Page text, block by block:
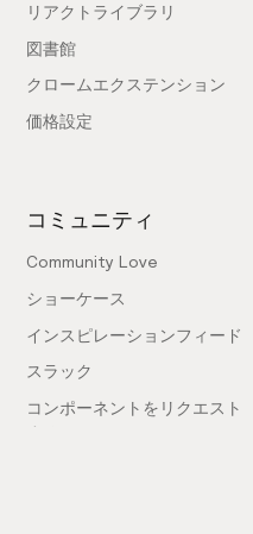
リアクトライブラリ
図書館
クロームエクステンション
価格設定
コミュニティ
Community Love
ショーケース
インスピレーションフィード
スラック
コンポーネントをリクエスト
する